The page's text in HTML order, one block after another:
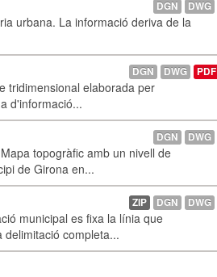
urbana. La informació deriva de la
DGN DWG
tridimensional elaborada per
d'informació...
DGN DWG PDF
topogràfic amb un nivell de
de Girona en...
DGN DWG
municipal es fixa la línia que
completa...
ZIP DGN DWG